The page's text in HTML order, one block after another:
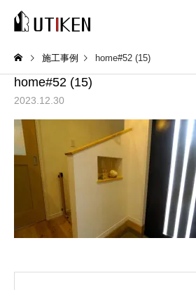
施工事例 home#52 (15)
home#52 (15)
2023.12.30